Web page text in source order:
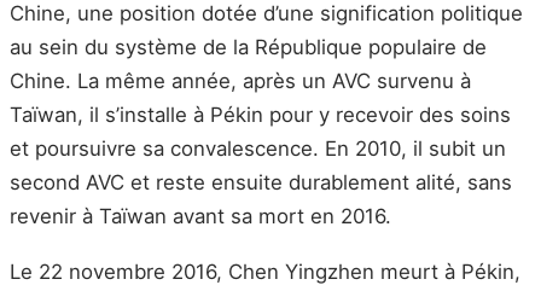
Chine, une position dotée d’une signification politique
au sein du système de la République populaire de
Chine. La même année, après un AVC survenu à
Taïwan, il s’installe à Pékin pour y recevoir des soins
et poursuivre sa convalescence. En 2010, il subit un
second AVC et reste ensuite durablement alité, sans
revenir à Taïwan avant sa mort en 2016.
Le 22 novembre 2016, Chen Yingzhen meurt à Pékin,